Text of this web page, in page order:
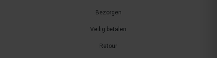
Bezorgen
Veilig betalen
Retour